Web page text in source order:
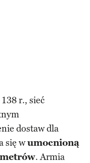
r., sieć
dostaw dla
się wumocnioną
. Armia